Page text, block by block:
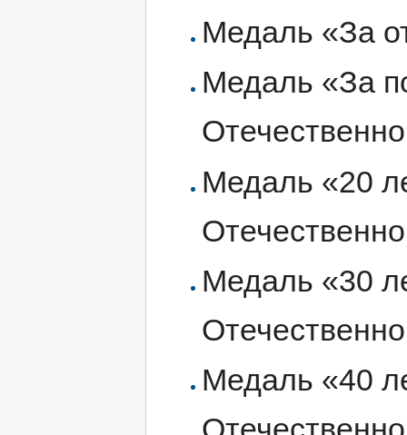
Медаль «За
Медаль «За
Медаль «20
Медаль «30
Медаль «40